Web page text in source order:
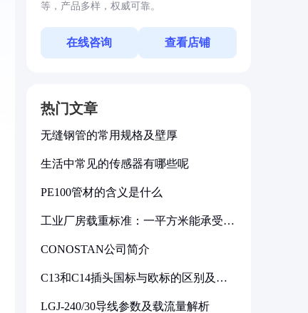
等，产品多样，权威可靠。
在线咨询 查看店铺
热门文章
无缝钢管的常用规格及壁厚
生活中常见的传感器有哪些呢
PE100管材的含义是什么
工业厂房载重标准：一平方米能承受多
CONOSTAN公司简介
C13和C14插头国标与欧标的区别及其
LGJ-240/30导线参数及载流量解析